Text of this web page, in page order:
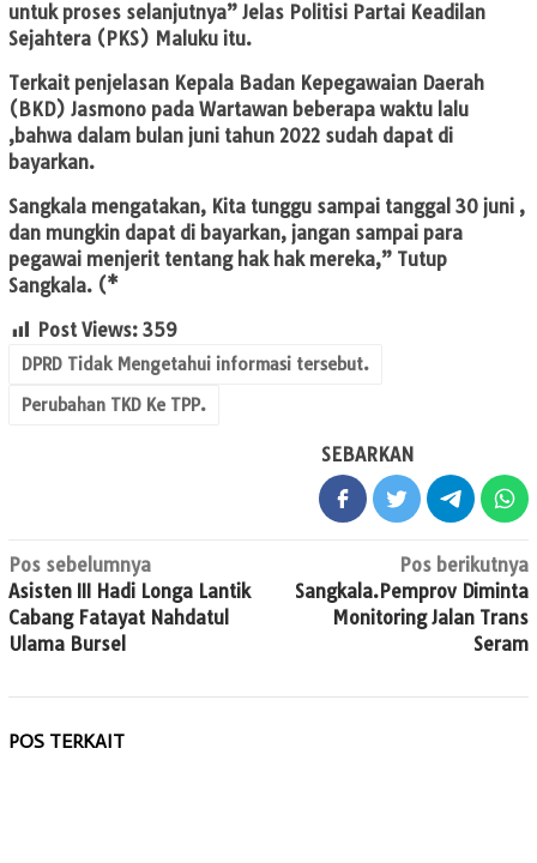
untuk proses selanjutnya” Jelas Politisi Partai Keadilan
Sejahtera (PKS) Maluku itu.
Terkait penjelasan Kepala Badan Kepegawaian Daerah
(BKD) Jasmono pada Wartawan beberapa waktu lalu
,bahwa dalam bulan juni tahun 2022 sudah dapat di
bayarkan.
Sangkala mengatakan, Kita tunggu sampai tanggal 30 juni ,
dan mungkin dapat di bayarkan, jangan sampai para
pegawai menjerit tentang hak hak mereka,” Tutup
Sangkala. (*
Post Views: 359
DPRD Tidak Mengetahui informasi tersebut.
Perubahan TKD Ke TPP.
SEBARKAN
Navigasi
pos
Pos sebelumnya
Asisten III Hadi Longa Lantik
Cabang Fatayat Nahdatul
Ulama Bursel
Pos berikutnya
Sangkala.Pemprov Diminta
Monitoring Jalan Trans
Seram
POS TERKAIT